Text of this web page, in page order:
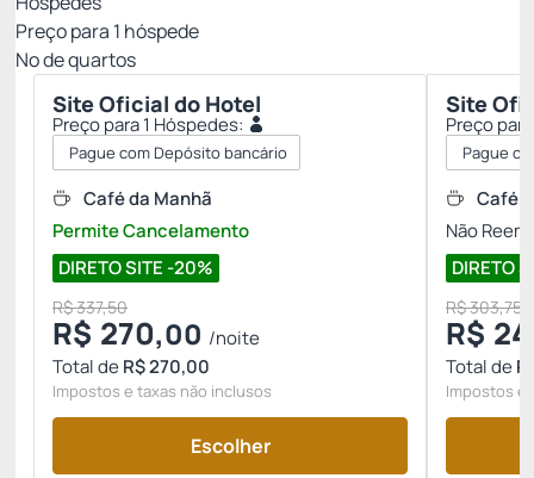
Preço para 1 hóspede
Nº de quartos
Site Oficial do Hotel
Preço para 1 Hóspedes:
Pague com Depósito bancário
DIRETO SITE -20%
Café da Manhã
Permite Cancelamento
R$ 337,50
R$ 270,00 /noite
Total deR$ 270,00
Impostos e taxas não inclusos
Escolher
Site
Preço
Pague
DIRETO
Café
Não
R$ 303,75
R$
Total de
Impostos e